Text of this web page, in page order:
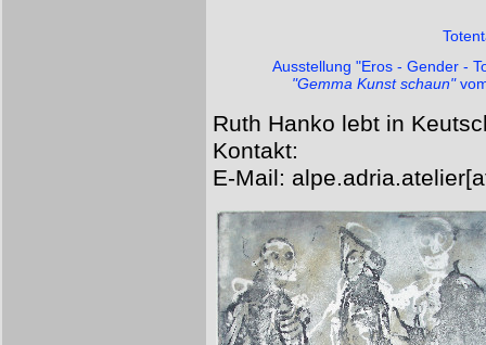
Ausstellung "Eros - Gender -
"Gemma Kunst schaun"
Ruth Hanko lebt in
Kontakt:
E-Mail: